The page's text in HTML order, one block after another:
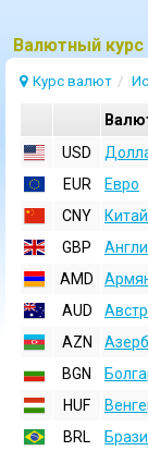
Bалютный
Курс валют
USD
EUR
Евро
CNY
GBP
AMD
AUD
AZN
BGN
HUF
BRL